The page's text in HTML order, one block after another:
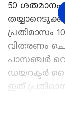
50 ശതമാനം
പ്രതിമാസം
വിതരണം
പാസഞ്ചർ
ഡയറക്ടർ
ഇത്